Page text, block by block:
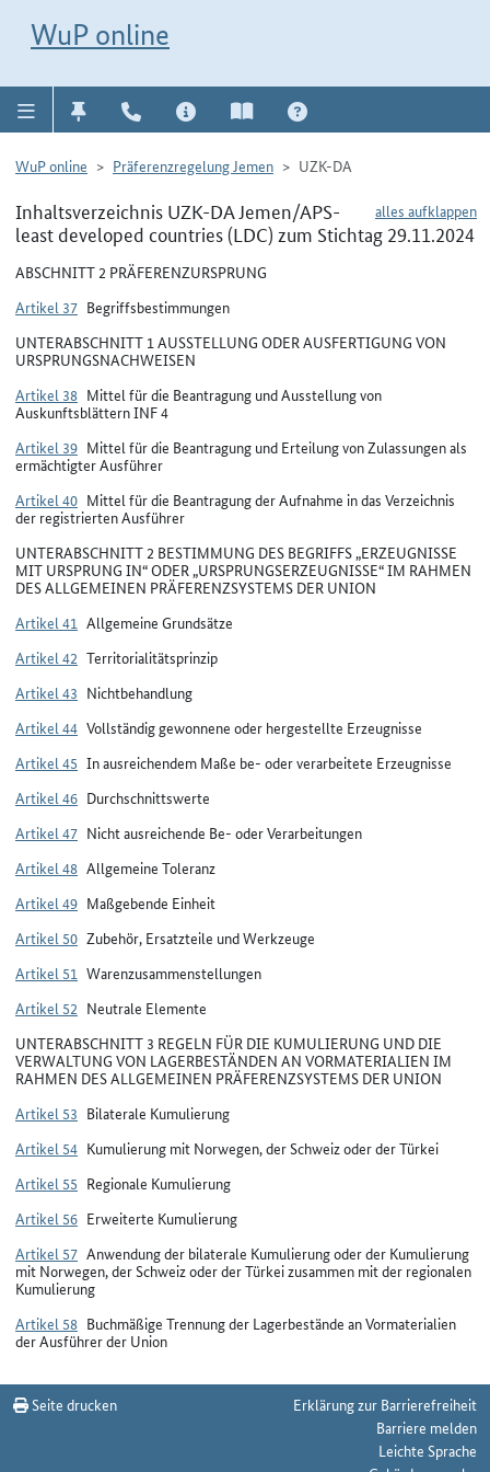
WuP online
WuP online Präferenzregelung Jemen UZK-DA
alles aufklappen
Inhaltsverzeichnis UZK-DA Jemen/APS-
least developed countries (LDC) zum Stichtag 29.11.2024
ABSCHNITT 2 PRÄFERENZURSPRUNG
Artikel 37 Begriffsbestimmungen
UNTERABSCHNITT 1 AUSSTELLUNG ODER AUSFERTIGUNG VON
URSPRUNGSNACHWEISEN
Artikel 38 Mittel für die Beantragung und Ausstellung von
Auskunftsblättern INF 4
Artikel 39 Mittel für die Beantragung und Erteilung von Zulassungen als
ermächtigter Ausführer
Artikel 40 Mittel für die Beantragung der Aufnahme in das Verzeichnis
der registrierten Ausführer
UNTERABSCHNITT 2 BESTIMMUNG DES BEGRIFFS „ERZEUGNISSE
MIT URSPRUNG IN“ ODER „URSPRUNGSERZEUGNISSE“ IM RAHMEN
DES ALLGEMEINEN PRÄFERENZSYSTEMS DER UNION
Artikel 41 Allgemeine Grundsätze
Artikel 42 Territorialitätsprinzip
Artikel 43 Nichtbehandlung
Artikel 44 Vollständig gewonnene oder hergestellte Erzeugnisse
Artikel 45 In ausreichendem Maße be- oder verarbeitete Erzeugnisse
Artikel 46 Durchschnittswerte
Artikel 47 Nicht ausreichende Be- oder Verarbeitungen
Artikel 48 Allgemeine Toleranz
Artikel 49 Maßgebende Einheit
Artikel 50 Zubehör, Ersatzteile und Werkzeuge
Artikel 51 Warenzusammenstellungen
Artikel 52 Neutrale Elemente
UNTERABSCHNITT 3 REGELN FÜR DIE KUMULIERUNG UND DIE
VERWALTUNG VON LAGERBESTÄNDEN AN VORMATERIALIEN IM
RAHMEN DES ALLGEMEINEN PRÄFERENZSYSTEMS DER UNION
Artikel 53 Bilaterale Kumulierung
Artikel 54 Kumulierung mit Norwegen, der Schweiz oder der Türkei
Artikel 55 Regionale Kumulierung
Artikel 56 Erweiterte Kumulierung
Artikel 57 Anwendung der bilaterale Kumulierung oder der Kumulierung
mit Norwegen, der Schweiz oder der Türkei zusammen mit der regionalen
Kumulierung
Artikel 58 Buchmäßige Trennung der Lagerbestände an Vormaterialien
der Ausführer der Union
Seite drucken
Erklärung zur Barrierefreiheit
Barriere melden
Leichte Sprache